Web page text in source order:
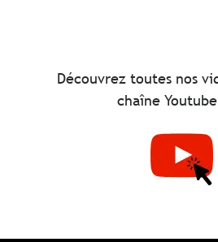
Découvrez toutes nos
chaîne